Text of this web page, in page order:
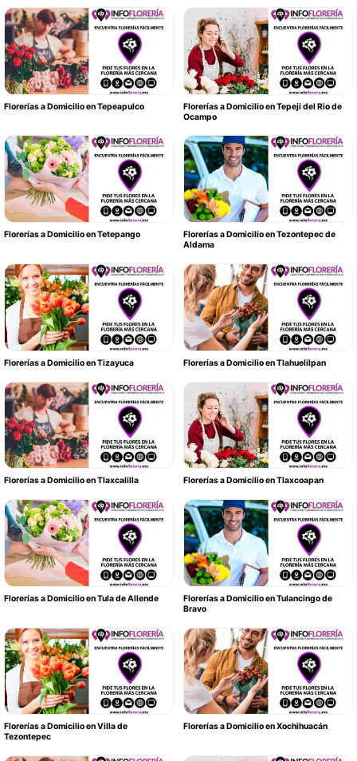
Florerías a Domicilio en Tepeapulco
Florerías a Domicilio en Tepeji del Rio de
Ocampo
Florerías a Domicilio en Tetepango
Florerías a Domicilio en Tezontepec de
Aldama
Florerías a Domicilio en Tizayuca Florerías a Domicilio en Tlahuelilpan
Florerías a Domicilio en Tlaxcalilla Florerías a Domicilio en Tlaxcoapan
Florerías a Domicilio en Tula de Allende
Florerías a Domicilio en Tulancingo de
Bravo
Florerías a Domicilio en Villa de
Tezontepec
Florerías a Domicilio en Xochihuacán